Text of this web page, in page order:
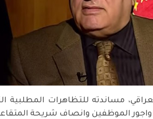
مساندته للتظاهرات المطلبية
الموظفين وانصاف شريحة